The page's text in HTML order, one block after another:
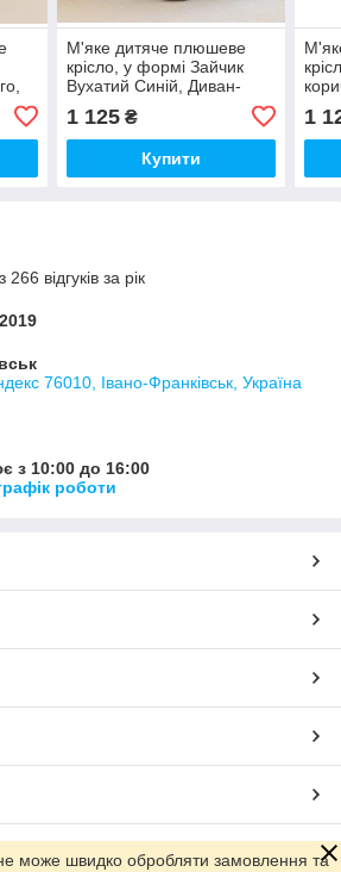
М'яке дитяче плюшеве
крісло, у формі Зайчик
Вухатий Синій, Диван-
годування дитини
1 125₴
Купити
1
відгуків за рік
76010, Івано-Франківськ, Україна
з 10:00 до 16:00
роботи
Prom.ua
може швидко обробляти замовлення та